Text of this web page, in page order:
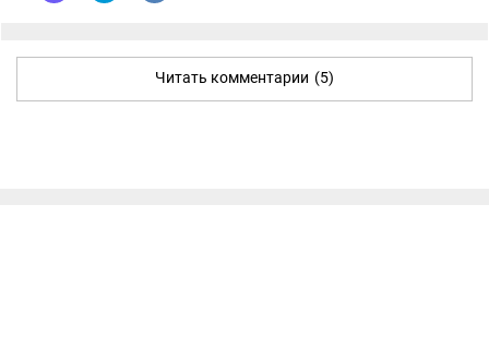
Читать комментарии (5)